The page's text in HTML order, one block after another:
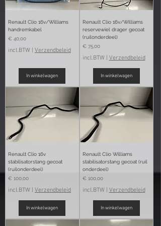
Renault Clio 16v/Williams
handremkabel
Prijs
€ 40,00
incl.BTW Verzendbeleid
In winkelwagen
Renault Clio 16v/Williams
reservewiel drager gecoat
(ruilonderdeel)
Prijs
€ 75,00
incl.BTW Verzendbeleid
In winkelwagen
Renault Clio 16v
stabilisatorstang gecoat
(ruilonderdeel)
Prijs
€ 100,00
incl.BTW Verzendbeleid
In winkelwagen
Renault Clio Williams
stabilisatorstang gecoat (ruil
onderdeel)
Prijs
€ 100,00
incl.BTW Verzendbeleid
In winkelwagen